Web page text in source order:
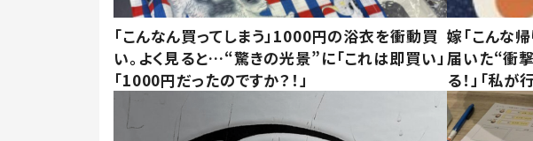
「こんなん買ってしまう」1000円の浴衣を衝動買
い。よく見ると…“驚きの光景”に「これは即買い」
「1000円だったのですか？！」
嫁「こんな
届いた“衝
る！」「私が